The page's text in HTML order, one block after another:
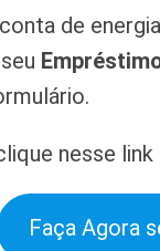
de
nesse
Faça Agora